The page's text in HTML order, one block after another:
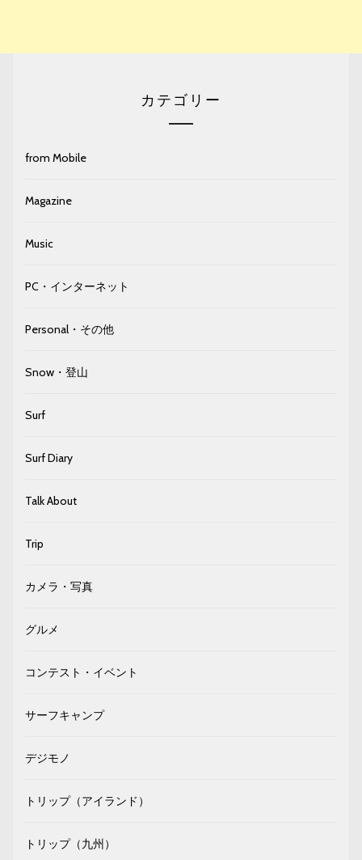
カテゴリー
from Mobile
Magazine
Music
PC・インターネット
Personal・その他
Snow・登山
Surf
Surf Diary
Talk About
Trip
カメラ・写真
グルメ
コンテスト・イベント
サーフキャンプ
デジモノ
トリップ（アイランド）
トリップ（九州）